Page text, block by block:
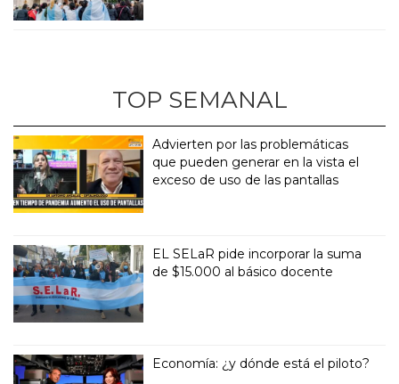
TOP SEMANAL
Advierten por las problemáticas
que pueden generar en la vista el
exceso de uso de las pantallas
EL SELaR pide incorporar la suma
de $15.000 al básico docente
Economía: ¿y dónde está el piloto?